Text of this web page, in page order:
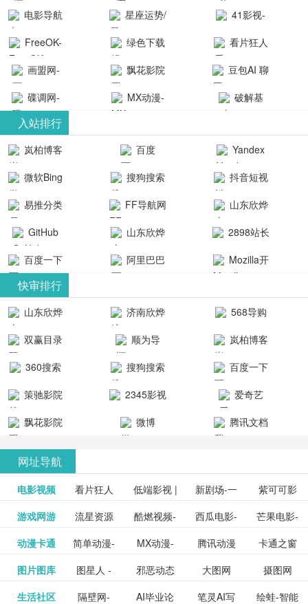
航-办公运营
院-哪吒影院
提供最新、
最全的高清
电影、电视
剧、动漫和
综艺节目免
费观看。平
台内容丰
富，更新快
速，支持在
线观看，满
足各类影迷
需求，提供
无广告、高
清流畅的观
影体验。
画-官网
动漫综合
电影导航
- 免费看电影
就来这！ | 快
导航网-免费
看电影就来
这！收录大
量免费看电
影网站！
星座运势/
最星座/美国
神婆星座网
41影视-
聚合最近好
看的电视剧
最新电影网
站-41影视为
成全短剧电
视剧、电视
剧大全、好
看的电视
剧、最新的
电影在线观
看，神马影
最新好看的
剧片、爱情
片、搞笑片
等全新电
影，是影
FreeOK-
FreeOK影视
官网-最新影
视资源|追剧
也很卷
绿色下载
吧
看片狂人
- 高清视频资
源免费在线
观看
画盟网-
画师联盟官
网
_huashilm.com_
动漫综合
飘花影院
网
豆包AI 聊
天智能对话
网页版入口
碟调网-
碟调网为您
提供最新电
视剧和2025
年最新电影
的在线观
看，快来碟
调电影网在
线观看最新
热门影视作
MX动漫-
漫免费在线
观看
破解基
整合当前互
联网最新最
全最优质的
软件免费下
载、资源免
费共享、技
术教程学习
台！整合破
合破解游
戏、整合安
卓破解软件
分享与下
载！旨在打
件共享站、
资源
入站排行
岚柏博客 百度
Yandex
搜索
微软Bing
搜狗搜索
引擎
抖音短视
频
易推分类
目录网
FF导航网
山东欣烨
化工有限公
GitHub
山东欣烨
生物科技有
2898站长
资源平台
百度一下
阿里巴巴
Mozilla开
快审排行
山东欣烨
生物科技有
济南欣烨
科技有限公
568导购
网
双赢目录
顺为导
航-办公运营
岚柏博客
360搜索
搜狗搜索
百度一下
策驰影院
2345影视
大全
爱奇艺
VIP会员
飘花影院
微博 腾讯文档
网址导航
电影视频 看片狂人 低端影视 |
免费高清
在线电影
新剧场-一
个网盘资
源分享小
紫可可影
视-紫可可,
免费提供
泡剧网_最
新电视剧
免费在线
更多>>
游戏网游 流星资源
网-流星蝴
蝶剑官网
酷燃视频-
致力于打
造中国领
西瓜电影-
西瓜视频
网站电影
芒果电影-
芒果TV网
站电影频
豆瓣电影-
豆瓣电影
更多>>
动漫卡通 简单动漫-
日本动画
MX动漫-
最新最全
腾讯动漫
频道
卡通之窗
三毛漫画
网
更多>>
图片图库 图星人 -
设计图片
邪恶动态
图片大全
大图网
摄图网
图行天下
更多>>
生活社区 隔壁网- AI毕业论 笔灵AI写 绘蛙-智能